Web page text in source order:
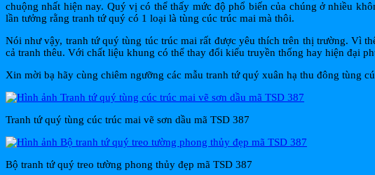
chuộng nhất hiện nay. Quý vị có thể thấy mức độ phổ biến của chúng ở nhiều
lần tưởng rằng tranh tứ quý có 1 loại là tùng cúc trúc mai mà thôi.
Nói như vậy, tranh tứ quý tùng túc trúc mai rất được yêu thích trên thị trường. Vì
cả tranh thêu. Với chất liệu khung có thể thay đổi kiểu truyền thống hay hiện đại
Xin mời bạ hãy cùng chiêm ngưỡng các mẫu tranh tứ quý xuân hạ thu đông tùng
Tranh tứ quý tùng cúc trúc mai vẽ sơn dầu mã TSD 387
Bộ tranh tứ quý treo tường phong thủy đẹp mã TSD 387